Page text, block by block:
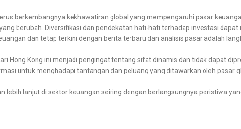
berkembangnya kekhawatiran global yang mempengaruhi pasar
berubah. Diversifikasi dan pendekatan hati-hati terhadap investasi
dan tetap terkini dengan berita terbaru dan analisis pasar adalah
Hong Kong ini menjadi pengingat tentang sifat dinamis dan tidak dapat
untuk menghadapi tantangan dan peluang yang ditawarkan oleh pasar
lebih lanjut di sektor keuangan seiring dengan berlangsungnya peristiwa